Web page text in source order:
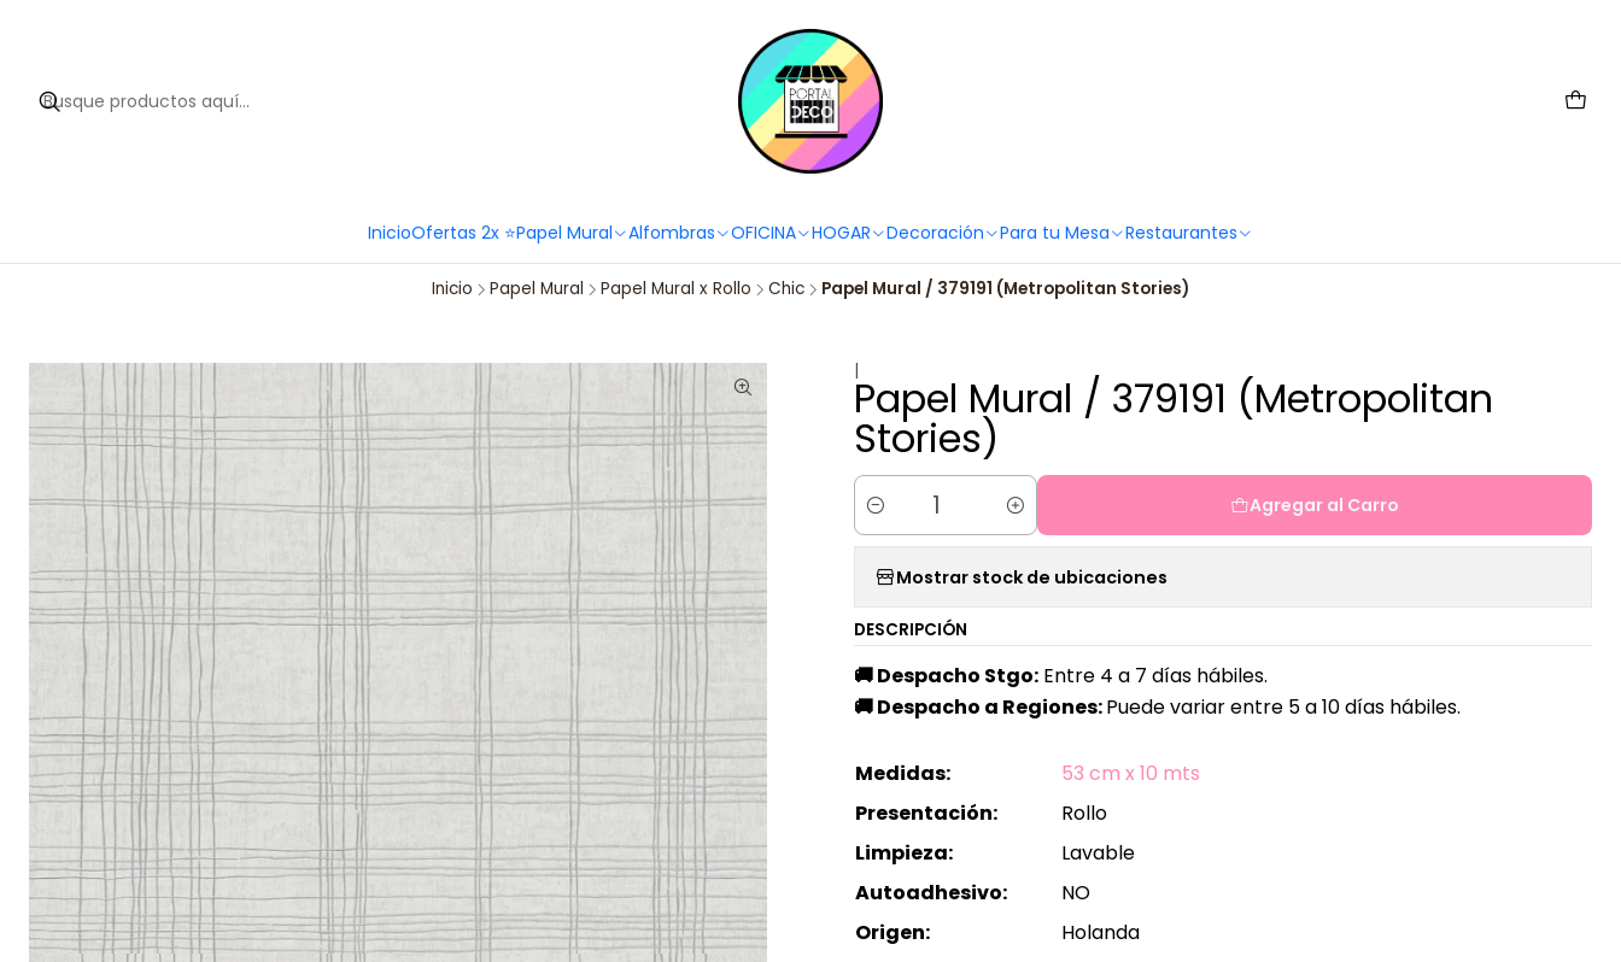
InicioOfertas 2x ⭐Papel Mural Alfombras OFICINA HOGAR Decoración Para tu Mesa Restaurantes
Hola PortaldecoLover✨ Necesitas ayuda? Escríbenos!
Inicio Papel Mural Papel Mural x Rollo Chic Papel Mural / 379191 (Metropolitan Stories)
|
Papel Mural / 379191 (Metropolitan
Stories)
Cantidad
Agregar al Carro
Mostrar stock de ubicaciones
DESCRIPCIÓN
🚚Despacho Stgo: Entre 4 a 7 días hábiles.
🚚Despacho a Regiones:Puede variar entre 5 a 10 días hábiles.
Medidas:
53 cm x 10 mts
Presentación:
Rollo
Limpieza:
Lavable
Autoadhesivo:
NO
Origen:
Holanda